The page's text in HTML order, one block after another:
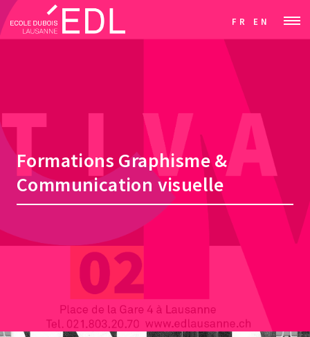
FR EN
Formations Graphisme &
Communication visuelle